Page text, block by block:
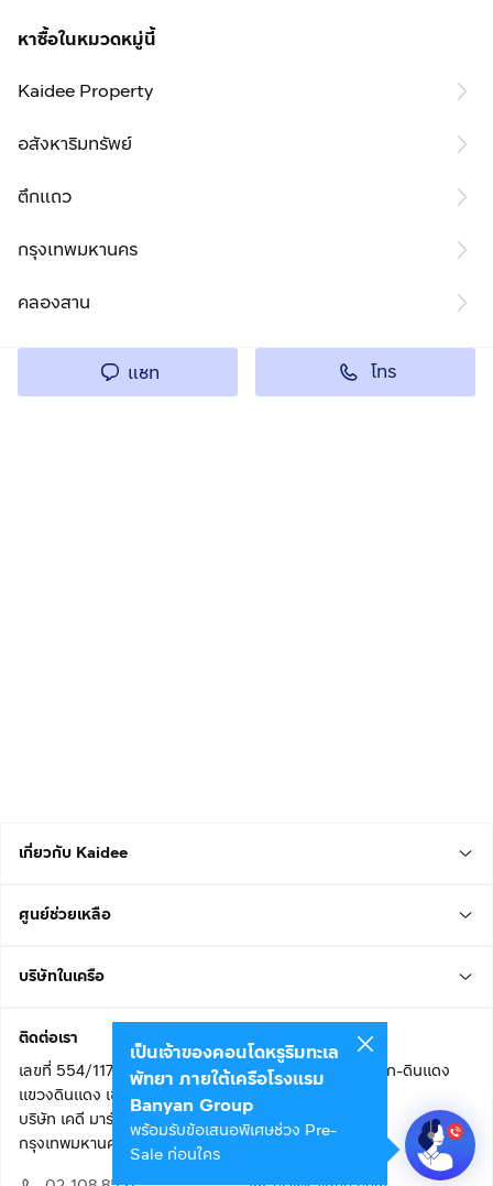
หาซื้อในหมวดหมู่นี้
Kaidee Property
อสังหาริมทรัพย์
ตึกแถว
กรุงเทพมหานคร
คลองสาน
แชท โทร
เกี่ยวกับ Kaidee
ศูนย์ช่วยเหลือ
บริษัทในเครือ
ติดต่อเรา
เลขที่ 554/117 อาคารสกายไนน์ เซ็นเตอร์ ชั้น 22 ถนนอโศก-ดินแดง
แขวงดินแดง เขตดินแดง
บริษัท เคดี มาร์เก็ตเพลส จำกัด (สำนักงานใหญ่)
กรุงเทพมหานคร 10400
เป็นเจ้าของคอนโดหรูริมทะเล
พัทยา ภายใต้เครือโรงแรม
Banyan Group
พร้อมรับข้อเสนอพิเศษช่วง Pre-
Sale ก่อนใคร